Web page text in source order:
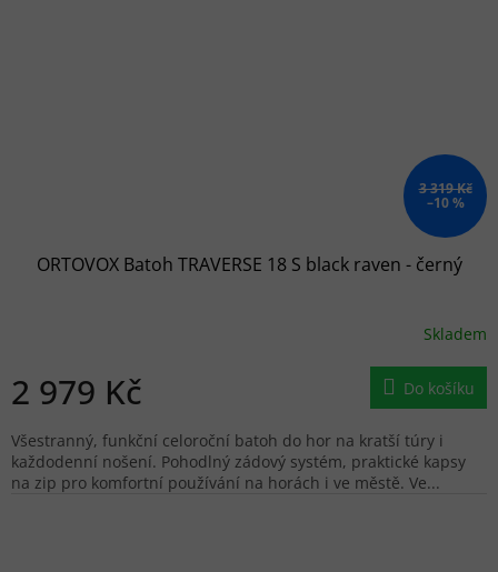
3 319 Kč
–10 %
ORTOVOX Batoh TRAVERSE 18 S black raven - černý
Skladem
2 979 Kč Do košíku
Všestranný, funkční celoroční batoh do hor na kratší túry i
každodenní nošení. Pohodlný zádový systém, praktické kapsy
na zip pro komfortní používání na horách i ve městě. Ve...